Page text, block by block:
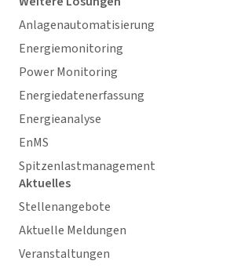
Anlagenautomatisierung
Energiemonitoring
Power Monitoring
Energiedatenerfassung
Energieanalyse
EnMS
Spitzenlastmanagement
Aktuelles
Stellenangebote
Aktuelle Meldungen
Veranstaltungen